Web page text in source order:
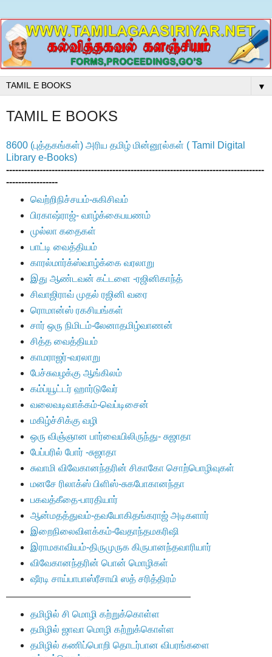
▼
TAMIL E BOOKS
8600 (புத்தகங்கள்) அரிய தமிழ் மின்னூல்கள் ( Tamil Digital
Library e-Books)
-------------------------------------------------------------------------------------
-----------------
வெற்றிநிச்சயம்-சுகிசிவம்
பிரகாஷ்ராஜ்- வாழ்க்கைபயணம்
முல்லா கதைகள்
பாட்டி வைத்தியம்
காரல்மார்க்ஸ்வாழ்க்கை வரலாறு
இது ஆண்டவன் கட்டளை -ரஜினிகாந்த்
சிவாஜிராவ் முதல் ரஜினி வரை
ரொமான்ஸ் ரகசியங்கள்
சார் ஒரு நிமிடம்-லேனாதமிழ்வாணன்
சித்த வைத்தியம்
காமராஜர்-வரலாறு
பேச்சுவழக்கு ஆங்கிலம்
கம்ப்யூட்டர் ஹார்டுவேர்
வலைவடிவாக்கம்-வெப்டிசைன்
மகிழ்ச்சிக்கு வழி
ஒரு விஞ்ஞான பார்வையிலிருந்து- சுஜாதா
பேப்பரில் போர் -சுஜாதா
சுவாமி விவேகானந்தரின் சிகாகோ சொற்பொழிவுகள்
மனசே ரிலாக்ஸ் பிளிஸ்-சுகபோகானந்தா
பகவத்கீதை-பாரதியார்
ஆன்மதத்துவம்-தவயோகிதங்கராஜ் அடிகளார்
இறைநிலைவிளக்கம்-வேதாந்தமகரிஷி
இராமகாவியம்-திருமுருக கிருபானந்தவாரியார்
விவேகானந்தரின் பொன் மொழிகள்
ஷீரடி சாய்பாபாஸ்ரீசாயி ஸத் சரித்திரம்
———————————————————
தமிழில் சி மொழி கற்றுக்கொள்ள
தமிழில் ஜாவா மொழி கற்றுக்கொள்ள
தமிழில் கணிப்பொறி தொடர்பான விபரங்களை